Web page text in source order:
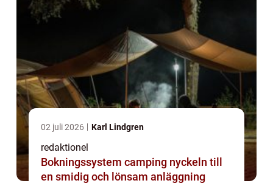
02 juli 2026 Karl Lindgren
redaktionel
Bokningssystem camping nyckeln till
en smidig och lönsam anläggning